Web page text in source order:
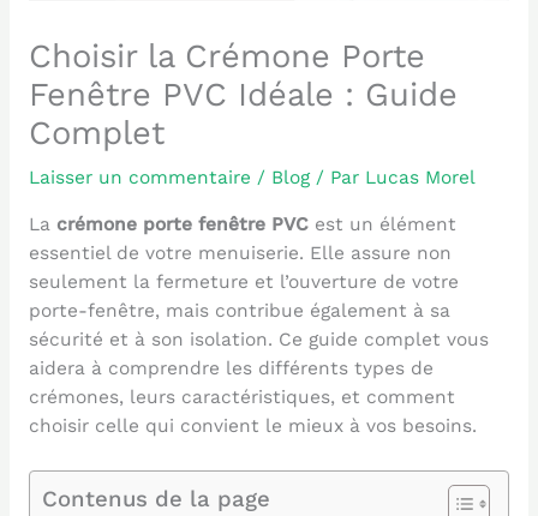
Choisir la Crémone Porte
Fenêtre PVC Idéale : Guide
Complet
Laisser un commentaire / Blog/ Par Lucas Morel
La crémone porte fenêtre PVCest un élément
essentiel de votre menuiserie. Elle assure non
seulement la fermeture et l’ouverture de votre
porte-fenêtre, mais contribue également à sa
sécurité et à son isolation. Ce guide complet vous
aidera à comprendre les différents types de
crémones, leurs caractéristiques, et comment
choisir celle qui convient le mieux à vos besoins.
Contenus de la page